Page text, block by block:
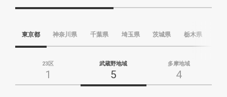
東京都 神奈川県 千葉県 埼玉県 茨城県 栃木県
23区
1
武蔵野地域
5
多摩地域
4